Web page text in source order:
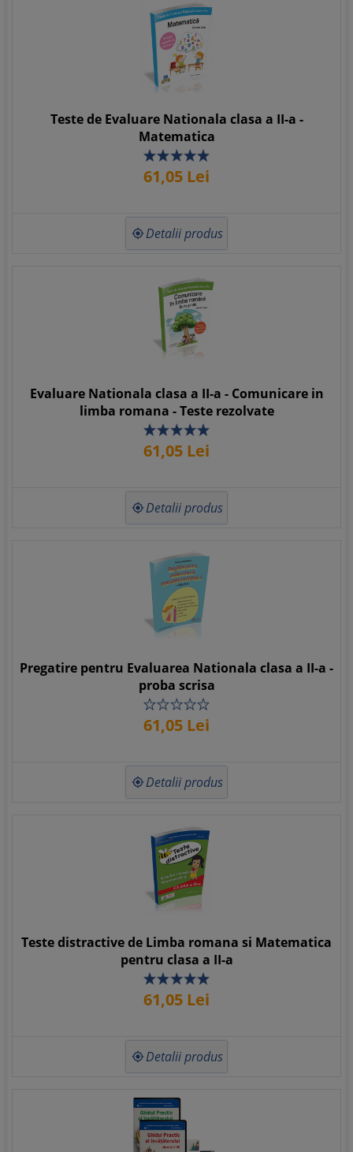
Teste de Evaluare Nationala clasa a II-a -
Matematica
61,05 Lei
 Detalii produs
Evaluare Nationala clasa a II-a - Comunicare in
limba romana - Teste rezolvate
61,05 Lei
 Detalii produs
Pregatire pentru Evaluarea Nationala clasa a II-a -
proba scrisa
61,05 Lei
 Detalii produs
Teste distractive de Limba romana si Matematica
pentru clasa a II-a
61,05 Lei
 Detalii produs